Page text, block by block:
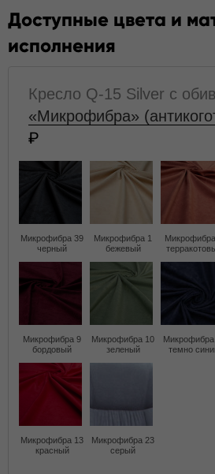
Доступные цвета и
исполнения
Кресло Q-15 Silver с
«Микрофибра»
Микрофибра 39
черный
Микрофибра 1
бежевый
Микрофибра 9
бордовый
Микрофибра 10
зеленый
Микрофибра
темно
Микрофибра 13
красный
Микрофибра 23
серый